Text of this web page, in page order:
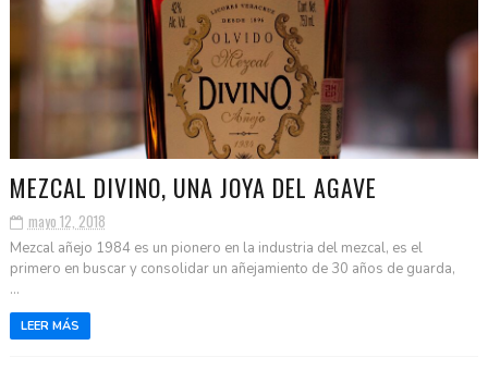
MEZCAL DIVINO, UNA JOYA DEL AGAVE
mayo 12, 2018
Mezcal añejo 1984 es un pionero en la industria del mezcal, es el
primero en buscar y consolidar un añejamiento de 30 años de guarda,
...
LEER MÁS